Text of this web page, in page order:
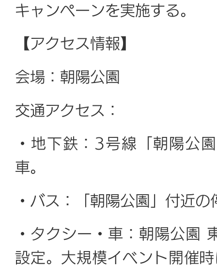
キャンペーンを実施する。
【アクセス情報】
会場：朝陽公園
交通アクセス：
・地下鉄：3号線「朝陽公
車。
・バス：「朝陽公園」付近
・タクシー・車：朝陽公園
設定。大規模イベント開催